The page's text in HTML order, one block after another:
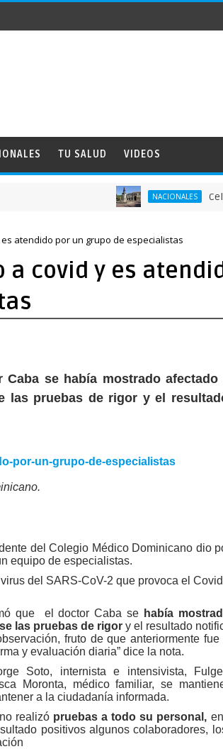
TU SALUD VIDEOS
NACIONALES Celebran
atendido por un grupo de especialistas
a covid y es
se había mostrado afectado
las pruebas de rigor y el
del Colegio Médico Dominicano dio
equipo de especialistas.
del SARS-CoV-2 que provoca el
que el doctor Caba se había
las pruebas de rigor y el resultado
fruto de que anteriormente fue
y evaluación diaria” dice la nota.
Soto, internista e intensivista,
Moronta, médico familiar, se
a la ciudadanía informada.
realizó pruebas a todo su personal,
positivos algunos colaboradores,